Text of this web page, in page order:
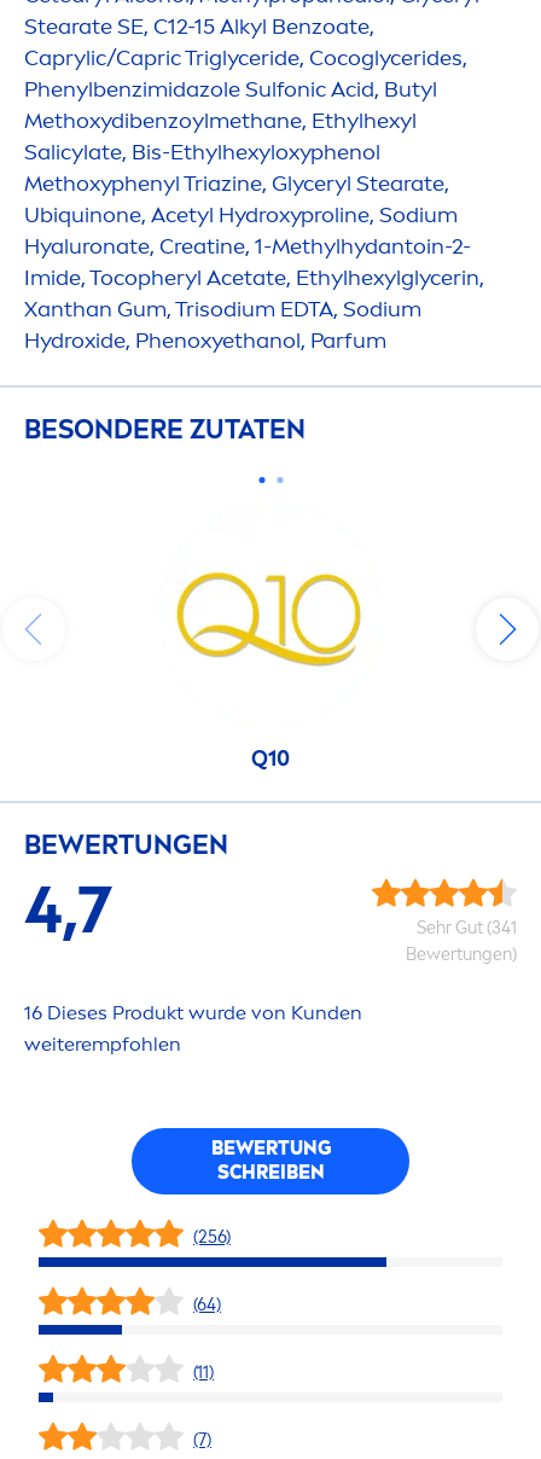
Stearate SE, C12-15 Alkyl Benzoate,
Caprylic/Capric Triglyceride, Cocoglycerides,
Phenylbenzimidazole Sulfonic Acid, Butyl
Methoxydibenzoylmethane, Ethylhexyl
Salicylate, Bis-Ethylhexyloxyphenol
Methoxyphenyl Triazine, Glyceryl Stearate,
Ubiquinone, Acetyl Hydroxyproline, Sodium
Hyaluronate, Creatine, 1-Methylhydantoin-2-
Imide, Tocopheryl Acetate, Ethylhexylglycerin,
Xanthan Gum, Trisodium EDTA, Sodium
Hydroxide, Phenoxyethanol, Parfum
BESONDERE ZUTATEN
Q10
BEWERTUNGEN
4,7
Sehr Gut (341
Bewertungen)
16 Dieses Produkt wurde von Kunden
weiterempfohlen
BEWERTUNG
SCHREIBEN
(256)
(64)
(11)
(7)